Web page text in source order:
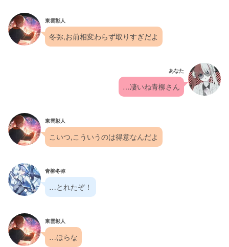
東雲彰人
冬弥,お前相変わらず取りすぎだよ
あなた
…凄いね青柳さん
東雲彰人
こいつ,こういうのは得意なんだよ
青柳冬弥
…とれたぞ！
東雲彰人
…ほらな